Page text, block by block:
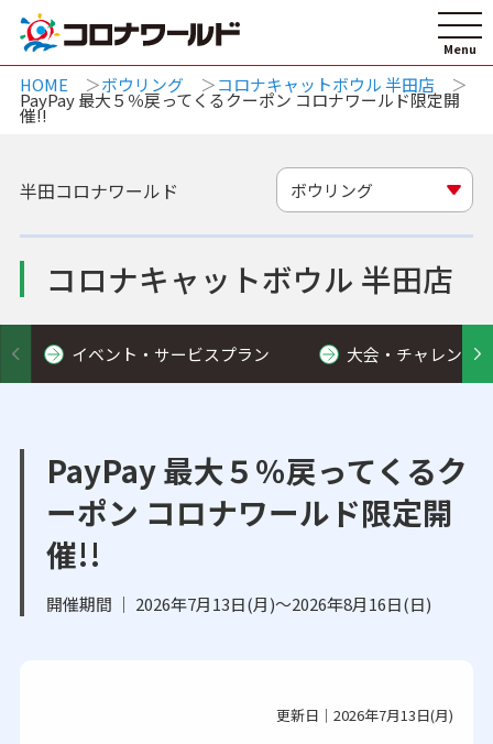
HOME ボウリング コロナキャットボウル 半田店
PayPay 最大５％戻ってくるクーポン コロナワールド限定開
催!!
コロナキャットボウル 半田店
半田コロナワールド ボウリング
イベント・サービスプラン 大会・チャレンジ
PayPay 最大５％戻ってくるク
ーポン コロナワールド限定開
催!!
開催期間 ｜ 2026年7月13日(月)～2026年8月16日(日)
更新日｜2026年7月13日(月)